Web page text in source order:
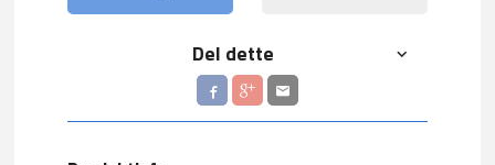
Del dette